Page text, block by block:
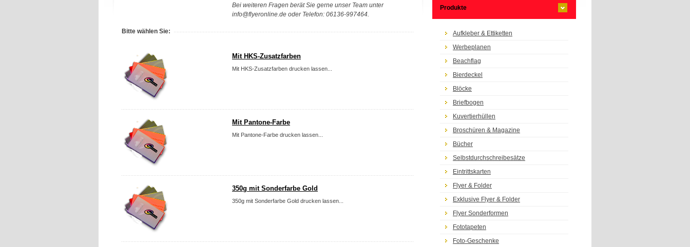
Bei weiteren Fragen berät Sie gerne unser Team unter
info@flyeronline.de oder Telefon: 06136-997464.
Bitte wählen Sie:
Mit HKS-Zusatzfarben
Mit HKS-Zusatzfarben drucken lassen...
Mit Pantone-Farbe
Mit Pantone-Farbe drucken lassen...
350g mit Sonderfarbe Gold
350g mit Sonderfarbe Gold drucken lassen...
Produkte
Aufkleber & Ettiketten
Werbeplanen
Beachflag
Bierdeckel
Blöcke
Briefbogen
Kuvertierhüllen
Broschüren & Magazine
Bücher
Selbstdurchschreibesätze
Eintrittskarten
Flyer & Folder
Exklusive Flyer & Folder
Flyer Sonderformen
Fototapeten
Foto-Geschenke